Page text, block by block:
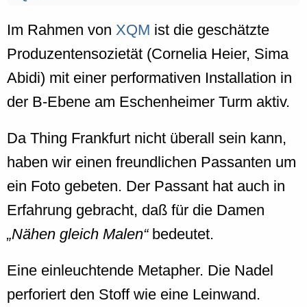
Im Rahmen von XQM ist die geschätzte
Produzentensozietät (Cornelia Heier, Sima
Abidi) mit einer performativen Installation in
der B-Ebene am Eschenheimer Turm aktiv.
Da Thing Frankfurt nicht überall sein kann,
haben wir einen freundlichen Passanten um
ein Foto gebeten. Der Passant hat auch in
Erfahrung gebracht, daß für die Damen
Nähen gleich Malen bedeutet.
Eine einleuchtende Metapher. Die Nadel
perforiert den Stoff wie eine Leinwand.